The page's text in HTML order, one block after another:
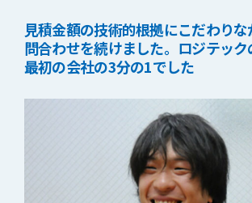
見積金額の技術的根拠にこだわり
問合わせを続けました。ロジテック
最初の会社の3分の1でした